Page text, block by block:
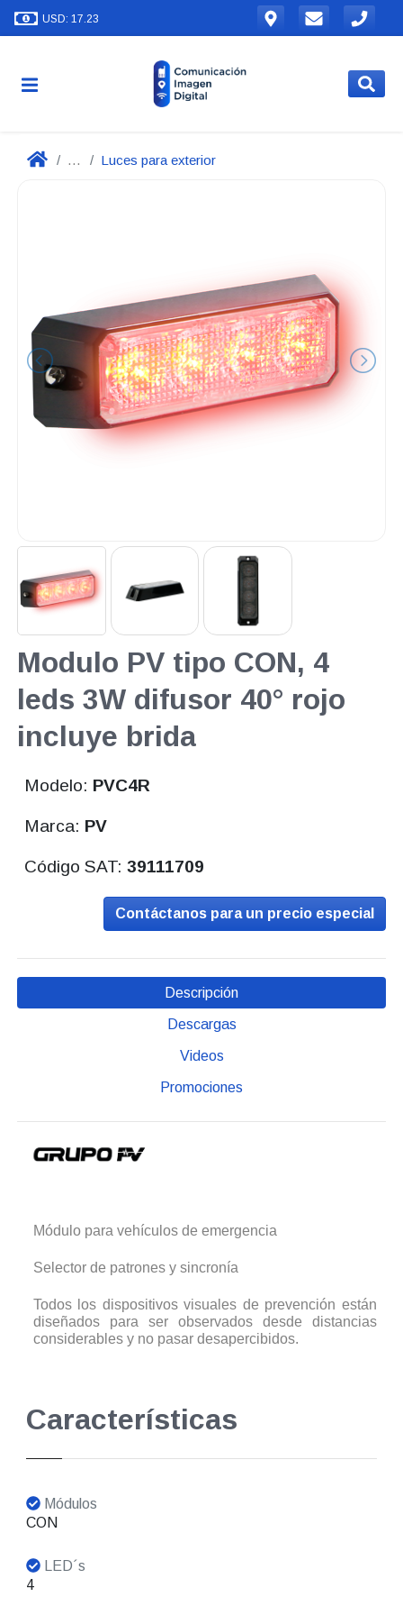
USD: 17.23
... Luces para exterior
Modulo PV tipo CON, 4
leds 3W difusor 40° rojo
incluye brida
Modelo: PVC4R
Marca: PV
Código SAT:39111709
Contáctanos para un precio especial
Descripción
Descargas
Videos
Promociones
Módulo para vehículos de emergencia
Selector de patrones y sincronía
Todos los dispositivos visuales de prevención están
diseñados para ser observados desde distancias
considerables y no pasar desapercibidos.
Características
Módulos
CON
LED´s
4